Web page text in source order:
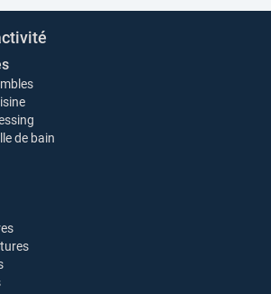
de bain